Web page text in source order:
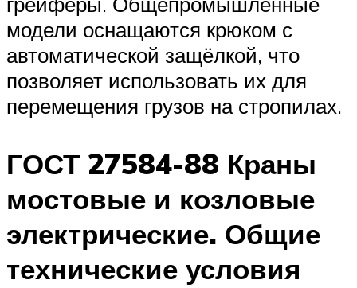
модели оснащаются крюком с
автоматической защёлкой, что
позволяет использовать их для
перемещения грузов на стропилах.
ГОСТ 27584-88 Краны
мостовые и козловые
электрические. Общие
технические условия